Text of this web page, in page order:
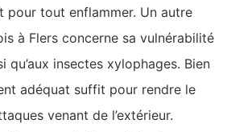
pour tout enflammer. Un autre
à Flers concerne sa vulnérabilité
qu’aux insectes xylophages. Bien
adéquat suffit pour rendre le
venant de l’extérieur.